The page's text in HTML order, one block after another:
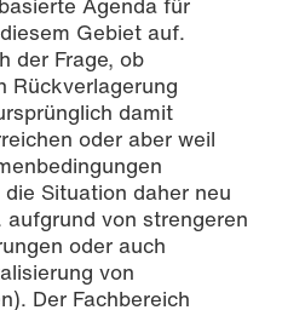
Gebiet auf.
der Frage, ob
Rückverlagerung
damit
oder aber weil
Situation daher neu
von strengeren
oder auch
von
Der Fachbereich